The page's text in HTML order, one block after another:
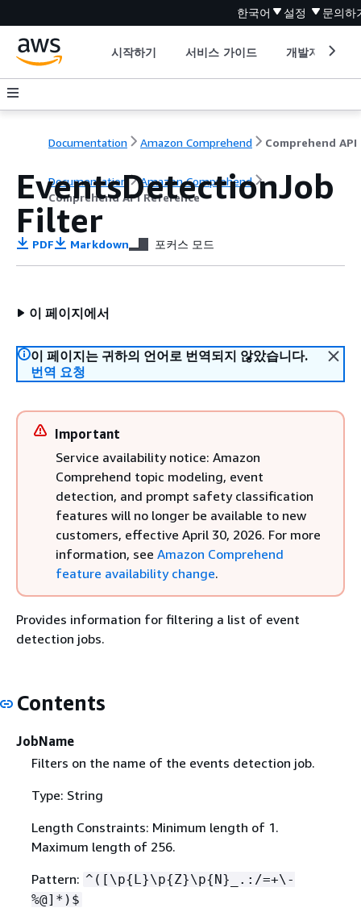
한국어 설정 문의하
시작하기 서비스 가이드 개발자 도구
Documentation Amazon Comprehend
Documentation
Amazon Comprehend
Comprehend API Reference
EventsDetectionJob
Filter
PDF Markdown 포커스 모드
이 페이지에서
이 페이지는 귀하의 언어로 번역되지 않았습니다.
번역 요청
Important
Service availability notice: Amazon
Comprehend topic modeling, event
detection, and prompt safety classification
features will no longer be available to new
customers, effective April 30, 2026. For more
information, see Amazon Comprehend
feature availability change.
Provides information for filtering a list of event
detection jobs.
Contents
JobName
Filters on the name of the events detection job.
Type: String
Length Constraints: Minimum length of 1.
Maximum length of 256.
Pattern: ^([\p{L}\p{Z}\p{N}_.:/=+\-
%@]*)$